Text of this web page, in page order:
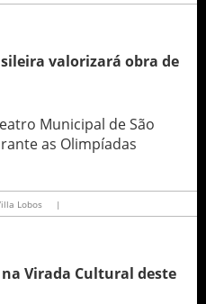
valorizará obra de
Municipal de São
as Olimpíadas
Lobos |
na Virada Cultural deste